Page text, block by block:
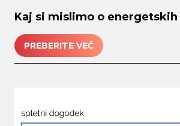
Kaj si mislimo o energetskih
PREBERITE VEČ